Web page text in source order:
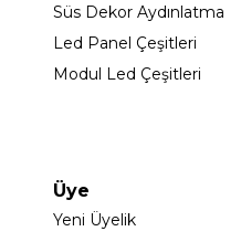
Süs Dekor Aydınlatma
Led Panel Çeşitleri
Modul Led Çeşitleri
Üye
Yeni Üyelik